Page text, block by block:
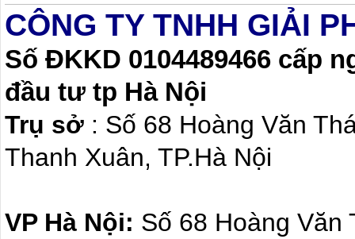
CÔNG TY TNHH GIẢI
Số ĐKKD 0104489466 cấp
đầu tư tp Hà Nội
Trụ sở : Số 68 Hoàng Văn
Thanh Xuân, TP.Hà Nội
VP Hà Nội: Số 68 Hoàng